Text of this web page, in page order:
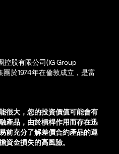
控股有限公司(IG Group
團於1974年在倫敦成立，是富
很大，您的投資價值可能會有
產品，由於槓桿作用而存在迅
前充分了解差價合約產品的運
資金損失的高風險。